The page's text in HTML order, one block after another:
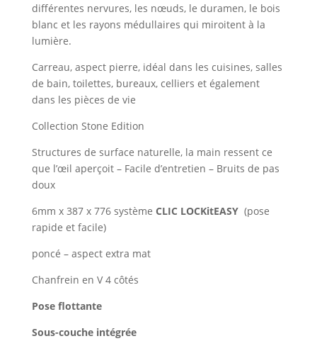
différentes nervures, les nœuds, le duramen, le bois
blanc et les rayons médullaires qui miroitent à la
lumière.
Carreau, aspect pierre, idéal dans les cuisines, salles
de bain, toilettes, bureaux, celliers et également
dans les pièces de vie
Collection Stone Edition
Structures de surface naturelle, la main ressent ce
que l’œil aperçoit – Facile d’entretien – Bruits de pas
doux
6mm x 387 x 776 système CLIC LOCKitEASY(pose
rapide et facile)
poncé – aspect extra mat
Chanfrein en V 4 côtés
Pose flottante
Sous-couche intégrée